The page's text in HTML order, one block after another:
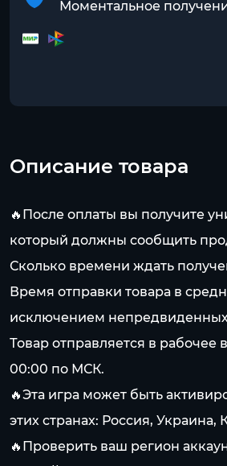
Моментальное
Описание товара
🔥После оплаты вы получите
который должны сообщить
Сколько времени ждать
Время отправки товара в
исключением непредвиденных
Товар отправляется в рабочее
00:00 по МСК.
🔥Эта игра может быть
этих странах: Россия, Украина,
🔥Проверить ваш регион